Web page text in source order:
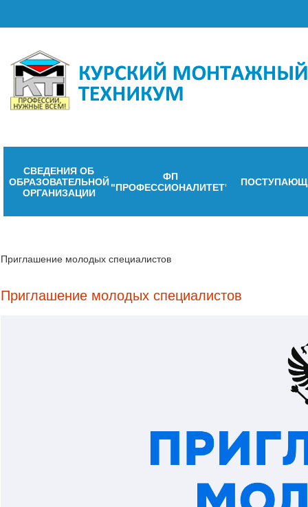
СВЕДЕНИЯ ОБ
ОБРАЗОВАТЕЛЬНОЙ
ОРГАНИЗАЦИИ
ФП
"ПРОФЕССИОНАЛИТЕТ"
Приглашение молодых специалистов
Приглашение молодых специалистов